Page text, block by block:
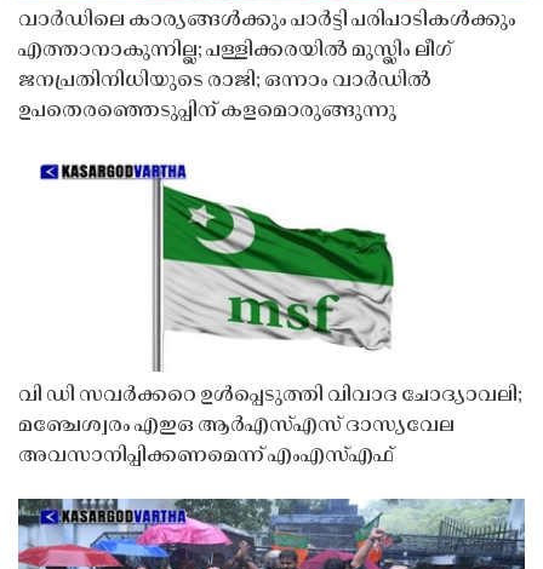
വാർഡിലെ കാര്യങ്ങൾക്കും പാർട്ടി പരിപാടികൾക്കും
എത്താനാകുന്നില്ല; പള്ളിക്കരയിൽ മുസ്ലിം ലീഗ്
ജനപ്രതിനിധിയുടെ രാജി; ഒന്നാം വാർഡിൽ
ഉപതെരഞ്ഞെടുപ്പിന് കളമൊരുങ്ങുന്നു
വി ഡി സവർക്കറെ ഉൾപ്പെടുത്തി വിവാദ ചോദ്യാവലി;
മഞ്ചേശ്വരം എഇഒ ആർഎസ്എസ് ദാസ്യവേല
അവസാനിപ്പിക്കണമെന്ന് എംഎസ്എഫ്